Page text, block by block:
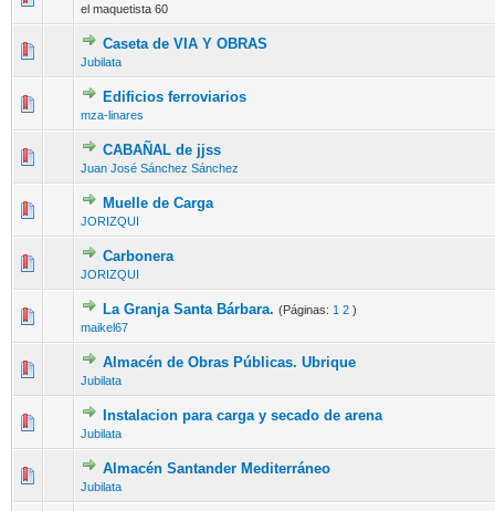
el maquetista 60
Caseta de VIA Y OBRAS
Jubilata
Edificios ferroviarios
mza-linares
CABAÑAL de jjss
Juan José Sánchez Sánchez
Muelle de Carga
JORIZQUI
Carbonera
JORIZQUI
La Granja Santa Bárbara. (Páginas: 1 2 )
maikel67
Almacén de Obras Públicas. Ubrique
Jubilata
Instalacion para carga y secado de arena
Jubilata
Almacén Santander Mediterráneo
Jubilata